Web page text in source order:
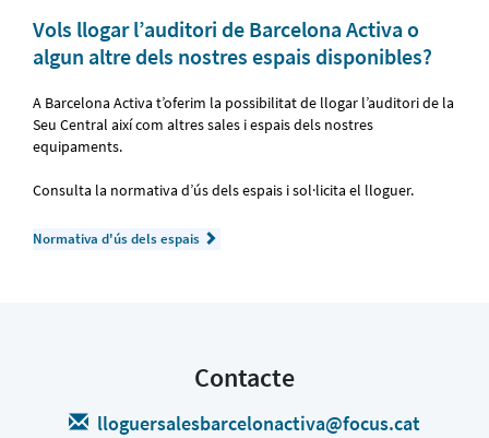
Vols llogar l’auditori de Barcelona Activa o
algun altre dels nostres espais disponibles?
A Barcelona Activa t’oferim la possibilitat de llogar l’auditori de la
Seu Central així com altres sales i espais dels nostres
equipaments.
Consulta la normativa d’ús dels espais i sol·licita el lloguer.
Normativa d'ús dels espais
Contacte
lloguersalesbarcelonactiva@focus.cat